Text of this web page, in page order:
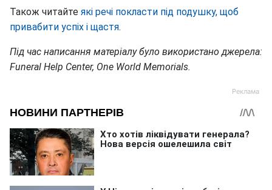
Також читайте які речі покласти під подушку, щоб
привабити успіх і щастя.
Під час написання матеріалу було використано джерела:
Funeral Help Center, One World Memorials.